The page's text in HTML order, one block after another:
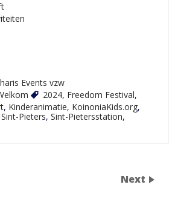
Events vzw
2024, Freedom Festival,
, Kinderanimatie, KoinoniaKids.org,
Sint-Pieters, Sint-Pietersstation,
Next